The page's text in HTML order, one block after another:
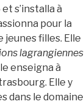
s’installa à
pour la
jeunes filles. Elle
lagrangiennes
enseigna à
Elle y
dans le domaine